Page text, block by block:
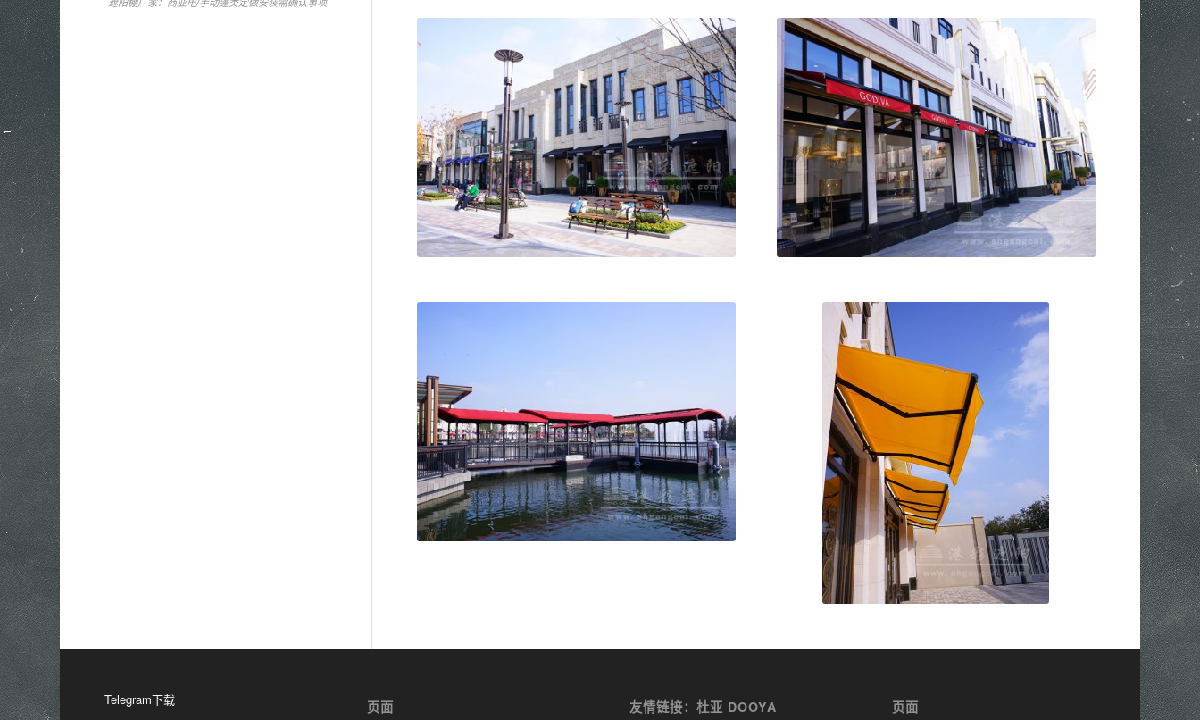
GCMA-BK B型开放式伸缩篷 GCMA-BK B型开放式伸缩篷
GCFA-ZD 走道篷
GCMA-BK B型开放式伸缩
篷
Telegram下载 页面 友情链接：杜亚 DOOYA 页面